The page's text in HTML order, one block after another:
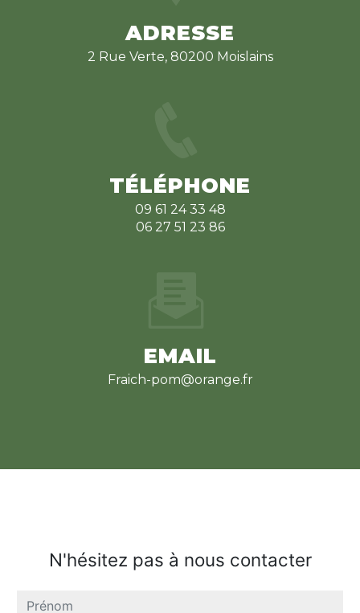
ADRESSE
2 Rue Verte, 80200 Moislains
TÉLÉPHONE
09 61 24 33 48
06 27 51 23 86
EMAIL
fraich-pom@orange.fr
N'hésitez pas à nous contacter